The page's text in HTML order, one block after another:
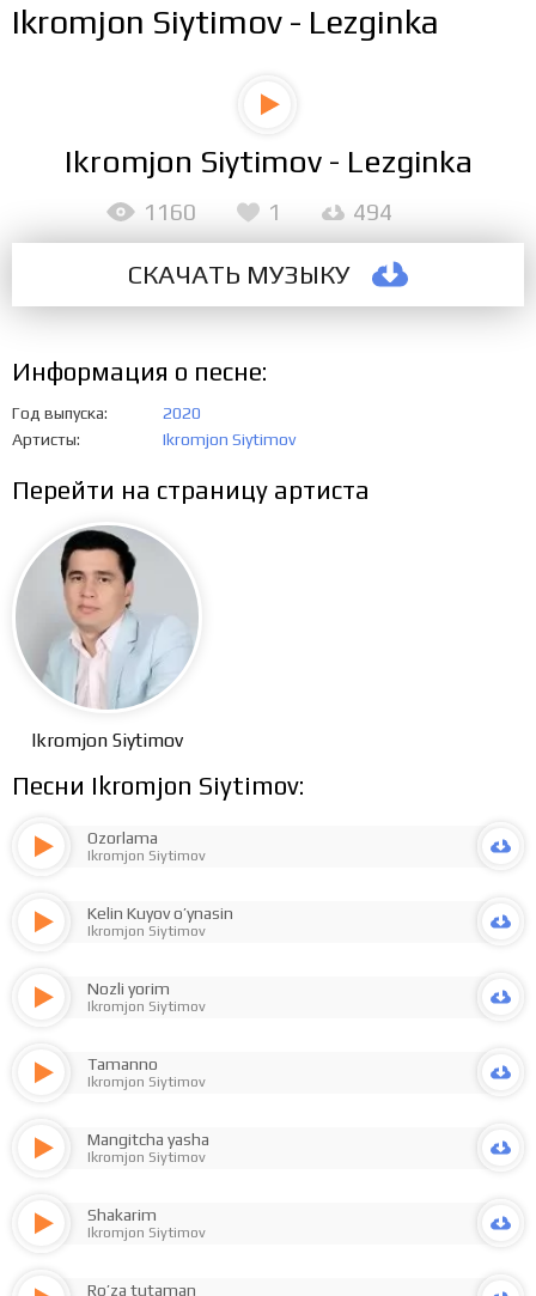
Ikromjon Siytimov - Lezginka
Ikromjon Siytimov - Lezginka
СКАЧАТЬ МУЗЫКУ
1160 1 494
Информация о песне:
Год выпуска
2020
Артисты
Ikromjon Siytimov
Перейти на страницу артиста
Ikromjon Siytimov
Песни Ikromjon Siytimov:
Ozorlama
Ikromjon Siytimov
Kelin Kuyov o’ynasin
Ikromjon Siytimov
Nozli yorim
Ikromjon Siytimov
Tamanno
Ikromjon Siytimov
Mangitcha yasha
Ikromjon Siytimov
Shakarim
Ikromjon Siytimov
Ro’za tutaman